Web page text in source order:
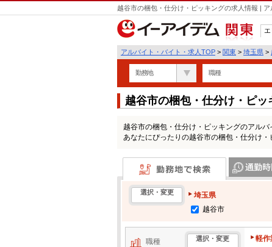
越谷市の梱包・仕分け・ピッキングの求人情報 |
関東
アルバイト・バイト・求人TOP > 関東 > 埼玉県 >
勤務地 職種
越谷市の梱包・仕分け・ピ
越谷市の梱包・仕分け・ピッキングのアル
あなたにぴったりの越谷市の梱包・仕分け・
勤務地で検索
選択・変更
埼玉県
越谷市
職種 選択・変更
軽作